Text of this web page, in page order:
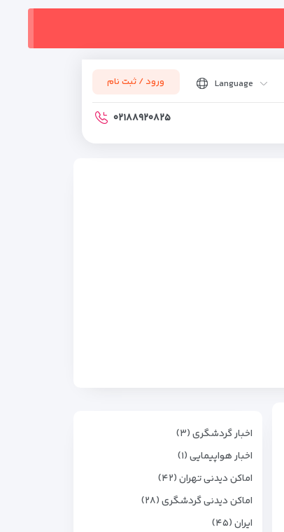
Language ورود / ثبت نام
۰۲۱۸۸۹۲۰۸۲۵
اخبار گردشگری (۳)
اخبار هواپیمایی (۱)
اماکن دیدنی تهران (۴۲)
اماکن دیدنی گردشگری (۲۸)
ایران (۴۵)